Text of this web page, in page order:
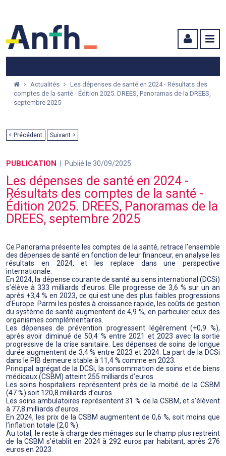
Actualités
Les dépenses de santé en 2024 - Résultats des
comptes de la santé - Édition 2025. DREES, Panoramas de la DREES,
septembre 2025
Précédent Suivant
PUBLICATION Publié le 30/09/2025
Les dépenses de santé en 2024 -
Résultats des comptes de la santé -
Édition 2025. DREES, Panoramas de la
DREES, septembre 2025
Ce Panorama présente les comptes de la santé, retrace l’ensemble
des dépenses de santé en fonction de leur financeur, en analyse les
résultats en 2024, et les replace dans une perspective
internationale.
En 2024, la dépense courante de santé au sens international (DCSi)
s’élève à 333 milliards d’euros. Elle progresse de 3,6 % sur un an
après +3,4 % en 2023, ce qui est une des plus faibles progressions
d’Europe. Parmi les postes à croissance rapide, les coûts de gestion
du système de santé augmentent de 4,9 %, en particulier ceux des
organismes complémentaires.
Les dépenses de prévention progressent légèrement (+0,9 %),
après avoir diminué de 50,4 % entre 2021 et 2023 avec la sortie
progressive de la crise sanitaire. Les dépenses de soins de longue
durée augmentent de 3,4 % entre 2023 et 2024. La part de la DCSi
dans le PIB demeure stable à 11,4 % comme en 2023.
Principal agrégat de la DCSi, la consommation de soins et de biens
médicaux (CSBM) atteint 255 milliards d’euros.
Les soins hospitaliers représentent près de la moitié de la CSBM
(47 %) soit 120,8 milliards d’euros.
Les soins ambulatoires représentent 31 % de la CSBM, et s’élèvent
à 77,8 milliards d’euros.
En 2024, les prix de la CSBM augmentent de 0,6 %, soit moins que
l’inflation totale (2,0 %).
Au total, le reste à charge des ménages sur le champ plus restreint
de la CSBM s’établit en 2024 à 292 euros par habitant, après 276
euros en 2023.